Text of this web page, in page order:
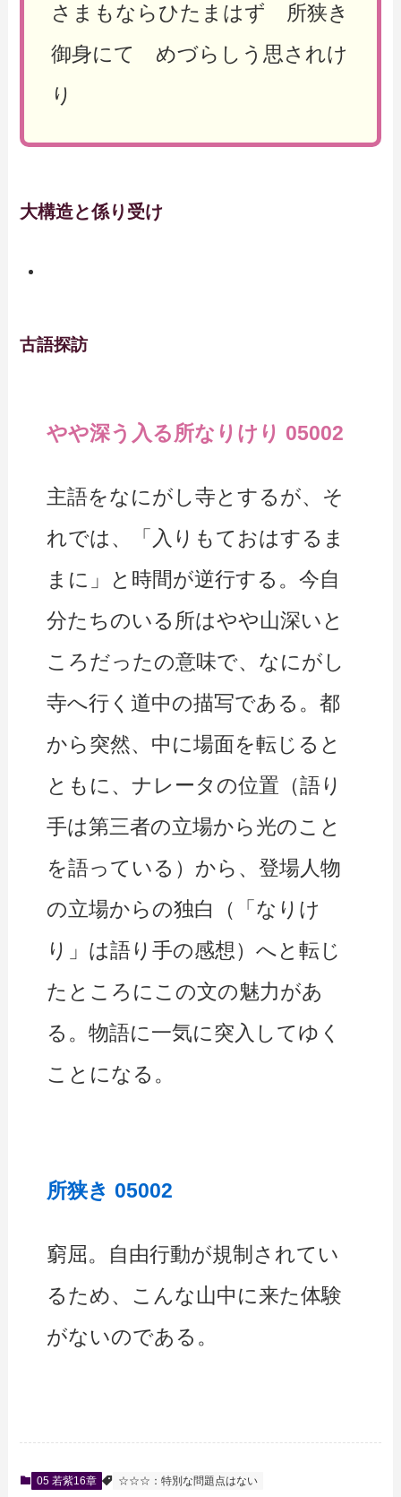
さまもならひたまはず 所狭き
御身にて めづらしう思されけ
り
大構造と係り受け
古語探訪
やや深う入る所なりけり 05002
主語をなにがし寺とするが、そ
れでは、「入りもておはするま
まに」と時間が逆行する。今自
分たちのいる所はやや山深いと
ころだったの意味で、なにがし
寺へ行く道中の描写である。都
から突然、中に場面を転じると
ともに、ナレータの位置（語り
手は第三者の立場から光のこと
を語っている）から、登場人物
の立場からの独白（「なりけ
り」は語り手の感想）へと転じ
たところにこの文の魅力があ
る。物語に一気に突入してゆく
ことになる。
所狭き 05002
窮屈。自由行動が規制されてい
るため、こんな山中に来た体験
がないのである。
05 若紫16章 ☆☆☆：特別な問題点はない